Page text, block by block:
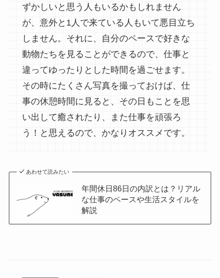
ずかしいと思う人もいるかもしれません
が、意外と1人で来ている人もいて悪目立ち
しません。それに、自分のペースで好きな
動物たちを見ることができるので、仕事と
違ってゆったりとした時間を過ごせます。
その時にたくさん写真を撮っておけば、仕
事の休憩時間に見ると、その日もことを思
い出して癒されたり、また仕事を頑張ろ
う！と思えるので、かなりオススメです。
あわせて読みたい
年間休日86日の内訳とは？リアル
な仕事のペースや生活スタイルを
解説